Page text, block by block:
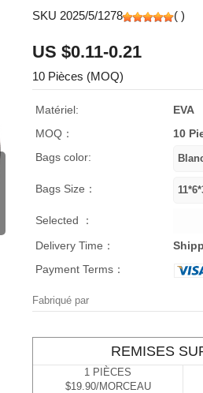
SKU 2025/5/1278 ( )
US $0.11-0.21
10 Pièces (MOQ)
Matériel:
EVA
MOQ：
10
Bags color:
Bags Size：
Selected ：
Delivery Time：
Payment Terms：
Fabriqué par
REMISES
1 PIÈCES
$19.90/MORCEAU